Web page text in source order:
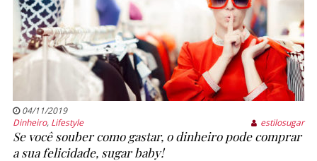
04/11/2019
Dinheiro, Lifestyle estilosugar
Se você souber como gastar, o dinheiro pode comprar
a sua felicidade, sugar baby!